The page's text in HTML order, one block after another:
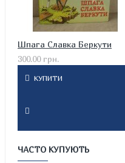
Шпага Славка Беркути
300.00 грн.
КУПИТИ
ЧАСТО КУПУЮТЬ